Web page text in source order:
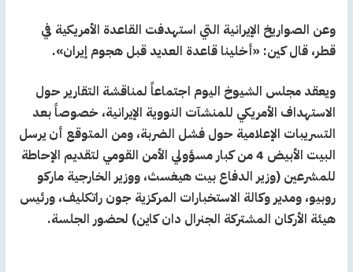
وعن الصواريخ الإيرانية التي استهدفت القاعدة الأمريكية في
قطر، قال كين: «أخلينا قاعدة العديد قبل هجوم إيران».
ويعقد مجلس الشيوخ اليوم اجتماعاً لمناقشة التقارير حول
الاستهداف الأمريكي للمنشآت النووية الإيرانية، خصوصاً بعد
التسريبات الإعلامية حول فشل الضربة، ومن المتوقع أن يرسل
البيت الأبيض 4 من كبار مسؤولي الأمن القومي لتقديم الإحاطة
للمشرعين (وزير الدفاع بيت هيغسث، ووزير الخارجية ماركو
روبيو، ومدير وكالة الاستخبارات المركزية جون راتكليف، ورئيس
هيئة الأركان المشتركة الجنرال دان كاين) لحضور الجلسة.